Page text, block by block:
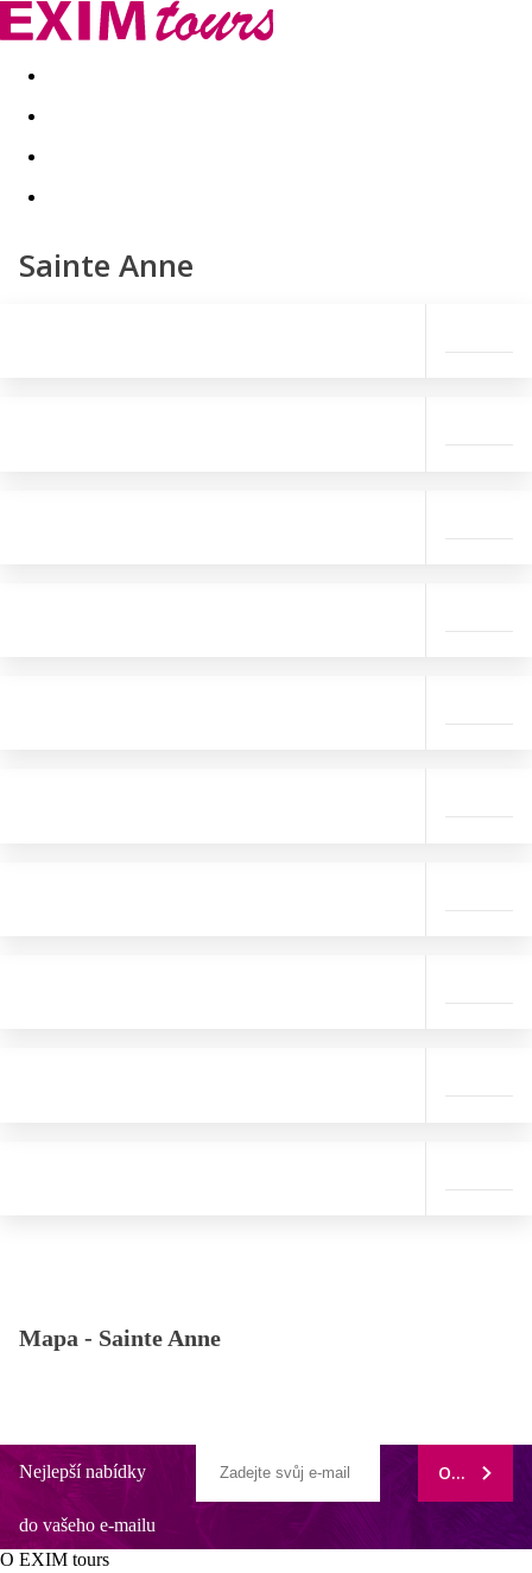
Akční nabídky Last minute
Sainte Anne
Mapa - Sainte Anne
Nejlepší nabídky
do vašeho e-mailu
ODEBÍRAT
O EXIM tours